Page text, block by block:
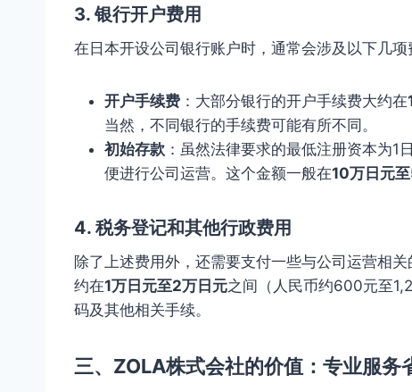
3. 银行开户费用
在日本开设公司银行账户时，通常会涉及以下几项
开户手续费 ：大部分银行的开户手续费大约在
当然，不同银行的手续费可能有所不同。
初始存款 ：虽然法律要求的最低注册资本为1
便进行公司运营。这个金额一般在10万日元
4. 税务登记和其他行政费用
除了上述费用外，还需要支付一些与公司运营相
约在1万日元至2万日元之间（人民币约600元至
码及其他相关手续。
三、ZOLA株式会社的价值：专业服务